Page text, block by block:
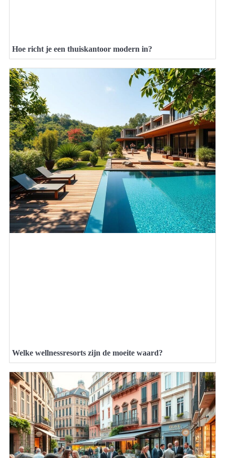
Hoe richt je een thuiskantoor modern in?
Welke wellnessresorts zijn de moeite waard?